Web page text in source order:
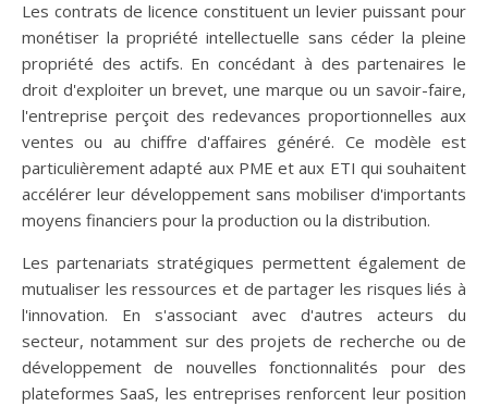
Les contrats de licence constituent un levier puissant pour
monétiser la propriété intellectuelle sans céder la pleine
propriété des actifs. En concédant à des partenaires le
droit d'exploiter un brevet, une marque ou un savoir-faire,
l'entreprise perçoit des redevances proportionnelles aux
ventes ou au chiffre d'affaires généré. Ce modèle est
particulièrement adapté aux PME et aux ETI qui souhaitent
accélérer leur développement sans mobiliser d'importants
moyens financiers pour la production ou la distribution.
Les partenariats stratégiques permettent également de
mutualiser les ressources et de partager les risques liés à
l'innovation. En s'associant avec d'autres acteurs du
secteur, notamment sur des projets de recherche ou de
développement de nouvelles fonctionnalités pour des
plateformes SaaS, les entreprises renforcent leur position